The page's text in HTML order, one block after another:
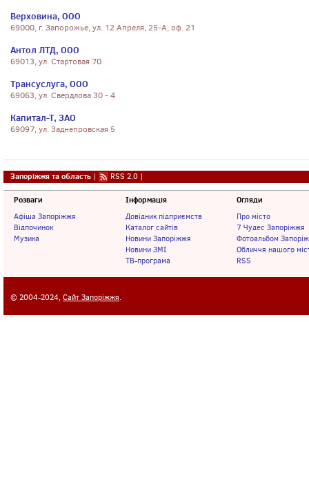
Верховина, ООО
69000, г. Запорожье, ул. 12 Апреля, 25-А, оф. 21
Антол ЛТД, ООО
69013, ул. Стартовая 70
Трансуслуга, ООО
69063, ул. Свердлова 30 - 4
Капитал-Т, ЗАО
69097, ул. Заднепровская 5
Запоріжжя та область | RSS 2.0 |
Розваги
Афіша Запоріжжя
Відпочинок
Музика
Інформація
Довідник підприємств
Каталог сайтів
Новини Запоріжжя
Новини ЗМІ
ТВ-програма
Огляди
Про місто
7 Чудес Запоріжжя
Фотоальбом
Обличчя нашого
RSS
© 2004-2024, Сайт Запоріжжя.